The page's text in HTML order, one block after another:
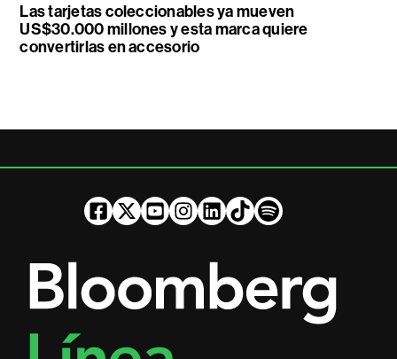
Las tarjetas coleccionables ya mueven
US$30.000 millones y esta marca quiere
convertirlas en accesorio